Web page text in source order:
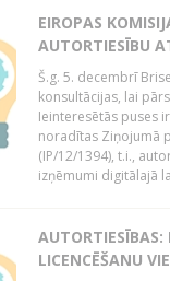
EIROPAS
AUTORTIESĪBU
Š.g. 5. decembrī
konsultācijas, lai
Ieinteresētās puses
noradītas Ziņojumā
(IP/12/1394), t.i.,
izņēmumi digitālajā
AUTORTIESĪBAS:
LICENCĒŠANU